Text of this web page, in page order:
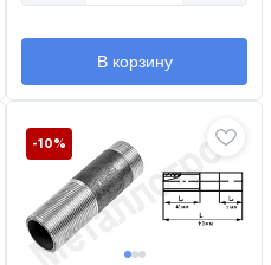
В корзину
-10%